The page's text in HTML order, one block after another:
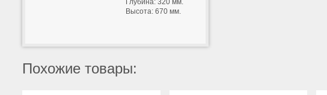
Глубина: 320 мм.
Высота: 670 мм.
Похожие товары: